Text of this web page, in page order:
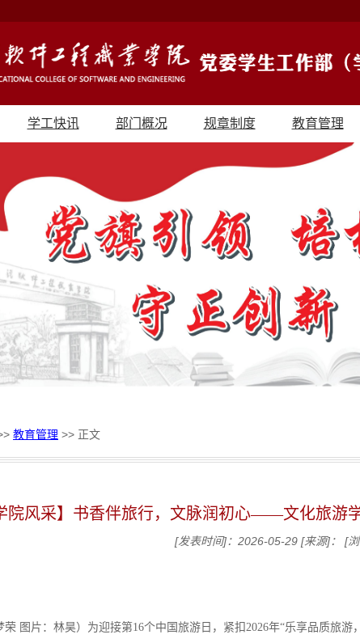
学工快讯 部门概况 规章制度 教育管理
教育管理 >> 正文
院风采】书香伴旅行，文脉润初心——文化旅游
[发表时间]：2026-05-29 [来源]： [浏
荣 图片：林昊）为迎接第16个中国旅游日，紧扣2026年“乐享品质旅